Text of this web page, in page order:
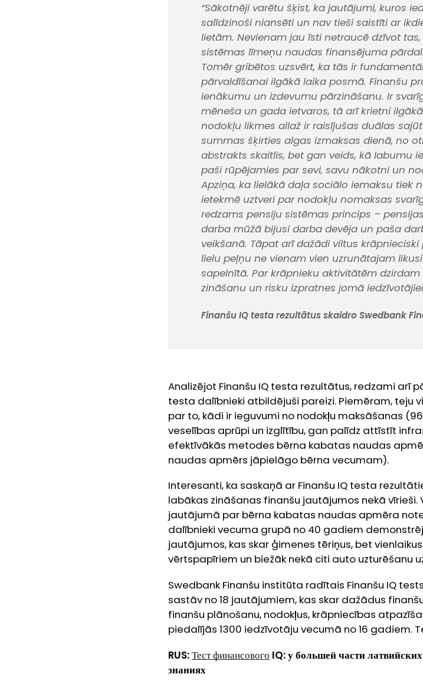
“Sākotnēji varētu šķist, ka jautājumi, kuros
salīdzinoši niansēti un nav tieši saistīti ar
lietām. Nevienam jau īsti netraucē dzīvot
sistēmas līmeņu naudas finansējuma
Tomēr gribētos uzsvērt, ka tās ir
pārvaldīšanai ilgākā laika posmā. Finanšu
ienākumu un izdevumu pārzināšanu. Ir
mēneša un gada ietvaros, tā arī krietni
nodokļu likmes allaž ir raisījušas duālas
summas šķirties algas izmaksas dienā, no
abstrakts skaitlis, bet gan veids, kā labumu
paši rūpējamies par sevi, savu nākotni un
Apziņa, ka lielākā daļa sociālo iemaksu tiek
ietekmē uztveri par nodokļu nomaksas
redzams pensiju sistēmas princips –
darba mūžā bijusi darba devēja un paša
veikšanā. Tāpat arī dažādi viltus
lielu peļņu ne vienam vien uzrunātajam
sapelnītā. Par krāpnieku aktivitātēm
zināšanu un risku izpratnes jomā
Finanšu IQ testa rezultātus skaidro Swedbank
Analizējot Finanšu IQ testa rezultātus, redzami arī
testa dalībnieki atbildējuši pareizi. Piemēram, teju
par to, kādi ir ieguvumi no nodokļu maksāšanas
veselības aprūpi un izglītību, gan palīdz attīstīt
efektīvākās metodes bērna kabatas naudas
naudas apmērs jāpielāgo bērna vecumam).
Interesanti, ka saskaņā ar Finanšu IQ testa
labākas zināšanas finanšu jautājumos nekā
jautājumā par bērna kabatas naudas apmēra
dalībnieki vecuma grupā no 40 gadiem
jautājumos, kas skar ģimenes tēriņus, bet
vērtspapīriem un biežāk nekā citi auto uzturēšanu
Swedbank Finanšu institūta radītais Finanšu IQ
sastāv no 18 jautājumiem, kas skar dažādus
finanšu plānošanu, nodokļus, krāpniecības
piedalījās 1300 iedzīvotāju vecumā no 16 gadiem.
RUS:Тест финансового IQ:у большей части
знаниях